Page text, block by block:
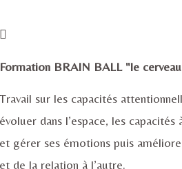
Formation BRAIN BALL "le
Travail sur les capacités
évoluer dans l’espace, les
et gérer ses émotions puis
et de la relation à l’autre.